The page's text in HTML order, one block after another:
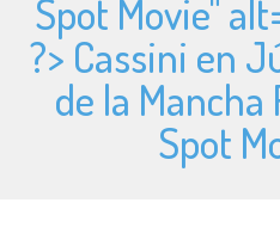
Spot Movie"
?> Cassini en
de la Mancha
Spot